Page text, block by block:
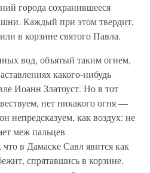
города сохранившееся
Каждый при этом твердит,
в корзине святого Павла.
вод, объятый таким огнем,
какого-нибудь
Иоанн Златоуст. Но в тот
нет никакого огня —
непредсказуем, как воздух: не
меж пальцев
в Дамаске Савл явится как
спрятавшись в корзине.